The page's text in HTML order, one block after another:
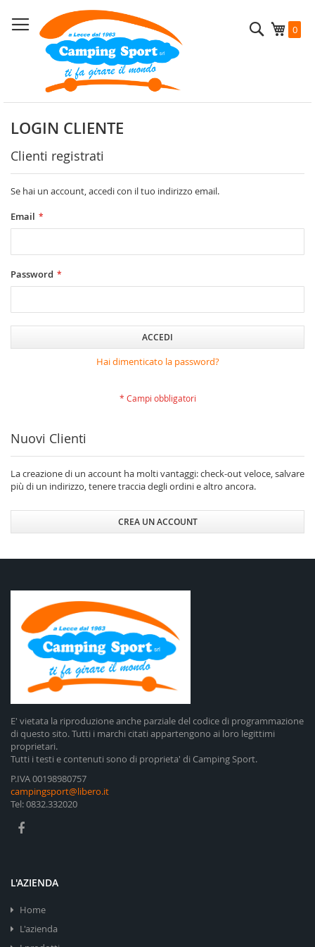
al
contenuto
0
Cerca
LOGIN CLIENTE
Clienti registrati
Se hai un account, accedi con il tuo indirizzo email.
Email
Password
ACCEDI
Hai dimenticato la password?
Nuovi Clienti
La creazione di un account ha molti vantaggi: check-out veloce, salvare
più di un indirizzo, tenere traccia degli ordini e altro ancora.
CREA UN ACCOUNT
E' vietata la riproduzione anche parziale del codice di programmazione
di questo sito. Tutti i marchi citati appartengono ai loro legittimi
proprietari.
Tutti i testi e contenuti sono di proprieta' di Camping Sport.
P.IVA 00198980757
campingsport@libero.it
Tel: 0832.332020
L'AZIENDA
Home
L'azienda